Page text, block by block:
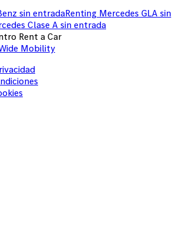
sin entradaRenting Mercedes GLA sin
Clase A sin entrada
Rent a Car
Mobility